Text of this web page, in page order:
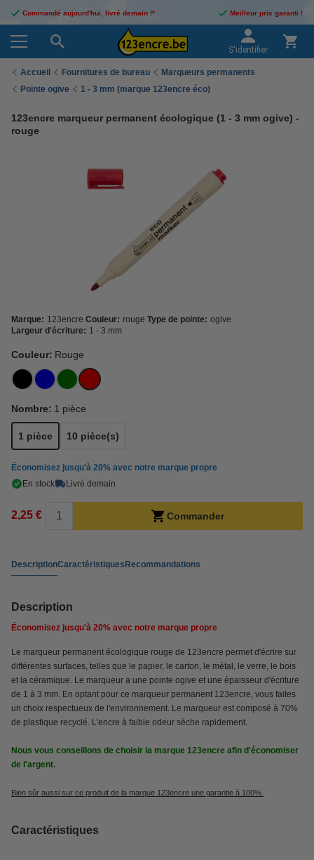
Commandé aujourd'hui, livré demain !* Meilleur prix garanti !
S'identifier
Accueil Fournitures de bureau
Marqueurs permanents
Pointe ogive
1 - 3 mm (marque 123encre éco)
123encre marqueur permanent écologique (1 - 3 mm ogive) -
rouge
Marque: 123encre Couleur: rouge Type de pointe: ogive
Largeur d'écriture: 1 - 3 mm
Couleur: Rouge
Nombre: 1 pièce
1 pièce 10 pièce(s)
Économisez jusqu'à 20% avec notre marque propre
En stock
Livré demain
2,25 € Commander
DescriptionCaractéristiquesRecommandations
Description
Économisez jusqu'à 20% avec notre marque propre
Le marqueur permanent écologique rouge de 123encre permet d'écrire sur
différentes surfaces, telles que le papier, le carton, le métal, le verre, le bois
et la céramique. Le marqueur a une pointe ogive et une épaisseur d'écriture
de 1 à 3 mm. En optant pour ce marqueur permanent 123encre, vous faites
un choix respectueux de l'environnement. Le marqueur est composé à 70%
de plastique recyclé. L'encre à faible odeur sèche rapidement.
Nous vous conseillons de choisir la marque 123encre afin d'économiser
de l'argent.
Bien sûr aussi sur ce produit de la marque 123encre une garantie à 100%.
Caractéristiques